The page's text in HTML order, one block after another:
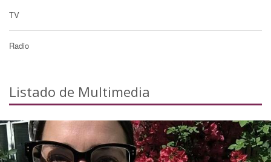
TV
Radio
Listado de Multimedia